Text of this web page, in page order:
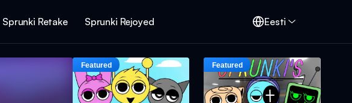
Sprunki Retake Sprunki Rejoyed Eesti